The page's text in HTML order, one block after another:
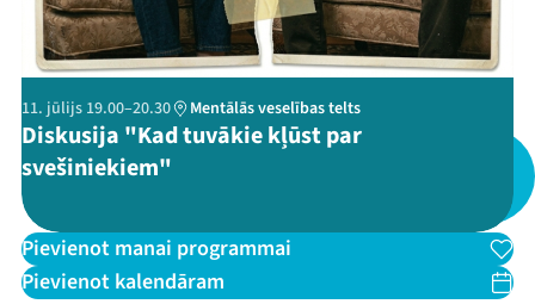
ThreadsFacebookYoutube
X Instagram
Flick TikTok
11. jūlijs 19.00–20.30 Mentālās veselības telts
Diskusija "Kad tuvākie kļūst par
svešiniekiem"
Pievienot manai programmai
Pievienot kalendāram